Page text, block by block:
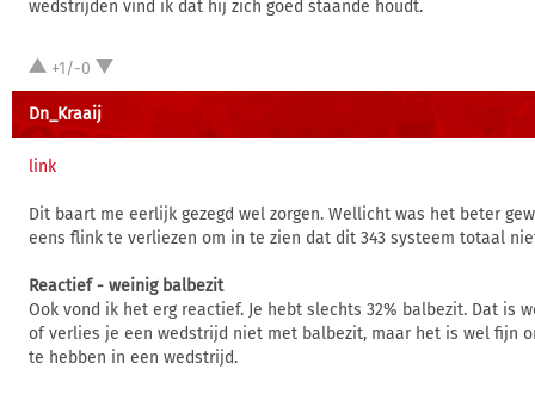
wedstrijden vind ik dat hij zich goed staande houdt.
+1/-0
Dn_Kraaij
link
Dit baart me eerlijk gezegd wel zorgen. Wellicht was het beter
eens flink te verliezen om in te zien dat dit 343 systeem totaal
Reactief - weinig balbezit
Ook vond ik het erg reactief. Je hebt slechts 32% balbezit. Dat is
of verlies je een wedstrijd niet met balbezit, maar het is wel fijn
te hebben in een wedstrijd.